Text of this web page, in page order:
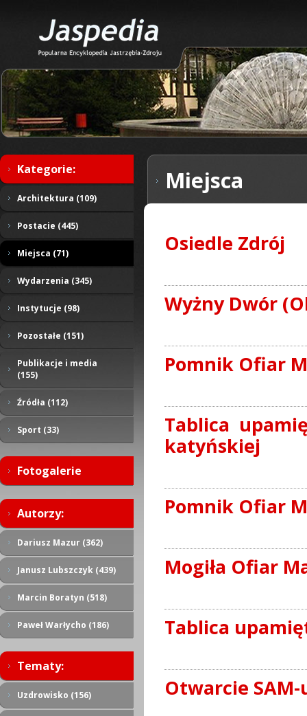
Kategorie:
Architektura (109)
Postacie (445)
Miejsca (71)
Wydarzenia (345)
Instytucje (98)
Pozostałe (151)
Publikacje i media
(155)
Źródła (112)
Sport (33)
Fotogalerie
Autorzy:
Dariusz Mazur (362)
Janusz Lubszczyk (439)
Marcin Boratyn (518)
Paweł Warłycho (186)
Tematy:
Uzdrowisko (156)
Miejsca
Osiedle Zdrój
Wyżny Dwór
Pomnik Ofiar
Tablica
katyńskiej
Pomnik Ofiar
Mogiła Ofiar
Tablica
Otwarcie